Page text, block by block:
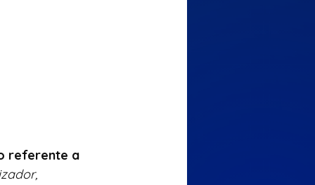
referente a